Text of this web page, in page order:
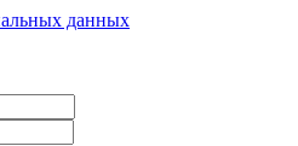
данных